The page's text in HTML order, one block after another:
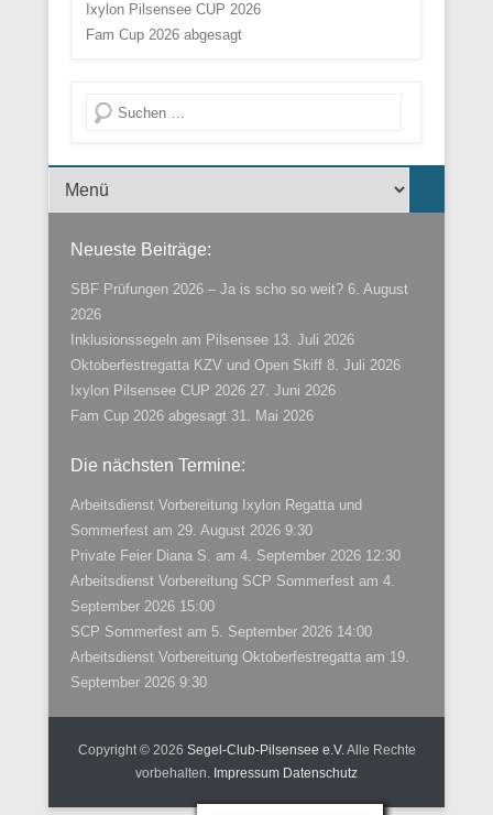
Ixylon Pilsensee CUP 2026
Fam Cup 2026 abgesagt
Suche
Menü der Fußzeile
Neueste Beiträge:
SBF Prüfungen 2026 – Ja is scho so weit? 6. August
2026
Inklusionssegeln am Pilsensee 13. Juli 2026
Oktoberfestregatta KZV und Open Skiff 8. Juli 2026
Ixylon Pilsensee CUP 2026 27. Juni 2026
Fam Cup 2026 abgesagt 31. Mai 2026
Die nächsten Termine:
Arbeitsdienst Vorbereitung Ixylon Regatta und
Sommerfest am 29. August 2026 9:30
Private Feier Diana S. am 4. September 2026 12:30
Arbeitsdienst Vorbereitung SCP Sommerfest am 4.
September 2026 15:00
SCP Sommerfest am 5. September 2026 14:00
Arbeitsdienst Vorbereitung Oktoberfestregatta am 19.
September 2026 9:30
Copyright © 2026 Segel-Club-Pilsensee e.V.Alle Rechte
vorbehalten. Impressum Datenschutz